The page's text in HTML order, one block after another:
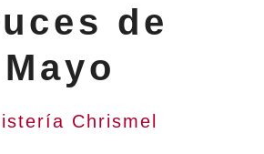
de
Mayo
Chrismel